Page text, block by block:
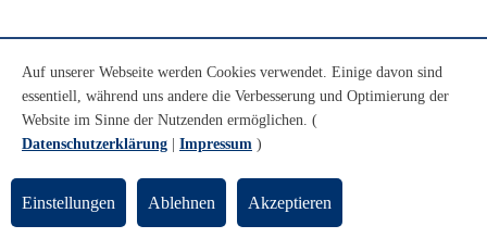
Auf unserer Webseite werden Cookies verwendet. Einige davon sind
essentiell, während uns andere die Verbesserung und Optimierung der
Website im Sinne der Nutzenden ermöglichen. (
Datenschutzerklärung
Impressum )
Einstellungen Ablehnen Akzeptieren